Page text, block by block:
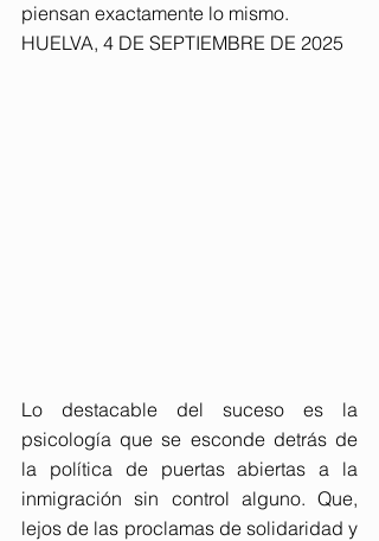
piensan exactamente lo mismo.
HUELVA, 4 DE SEPTIEMBRE DE 2025
Lo destacable del suceso es la
psicología que se esconde detrás de
la política de puertas abiertas a la
inmigración sin control alguno. Que,
lejos de las proclamas de solidaridad y